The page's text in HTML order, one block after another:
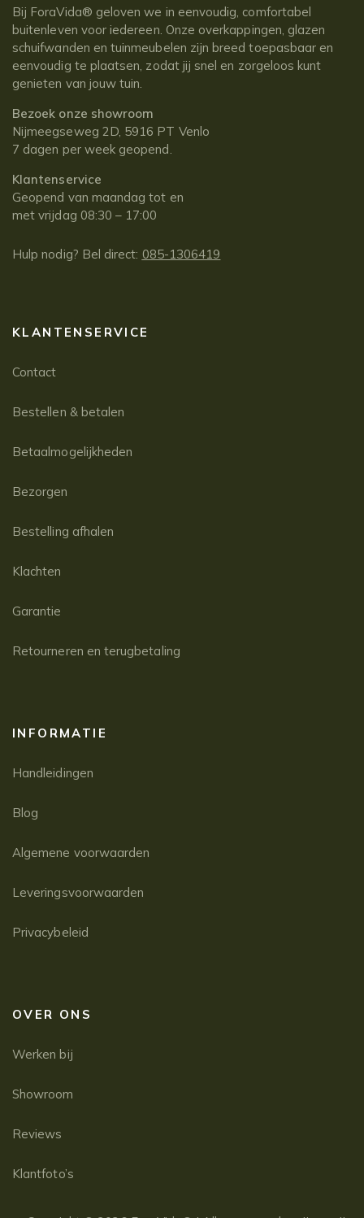
Bij ForaVida® geloven we in eenvoudig, comfortabel
buitenleven voor iedereen. Onze overkappingen, glazen
schuifwanden en tuinmeubelen zijn breed toepasbaar en
eenvoudig te plaatsen, zodat jij snel en zorgeloos kunt
genieten van jouw tuin.
Bezoek onze showroom
Nijmeegseweg 2D, 5916 PT Venlo
7 dagen per week geopend.
Klantenservice
Geopend van maandag tot en
met vrijdag 08:30 – 17:00
Hulp nodig? Bel direct: 085-1306419
KLANTENSERVICE
Contact
Bestellen & betalen
Betaalmogelijkheden
Bezorgen
Bestelling afhalen
Klachten
Garantie
Retourneren en terugbetaling
INFORMATIE
Handleidingen
Blog
Algemene voorwaarden
Leveringsvoorwaarden
Privacybeleid
OVER ONS
Werken bij
Showroom
Reviews
Klantfoto’s